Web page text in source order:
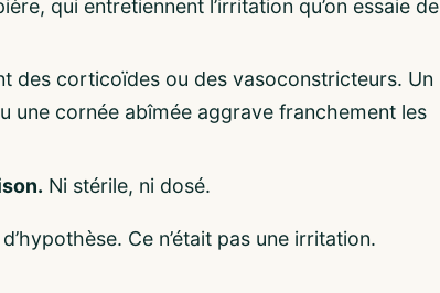
qui entretiennent l’irritation qu’on essaie de
des corticoïdes ou des vasoconstricteurs. Un
une cornée abîmée aggrave franchement les
Ni stérile, ni dosé.
Ce n’était pas une irritation.